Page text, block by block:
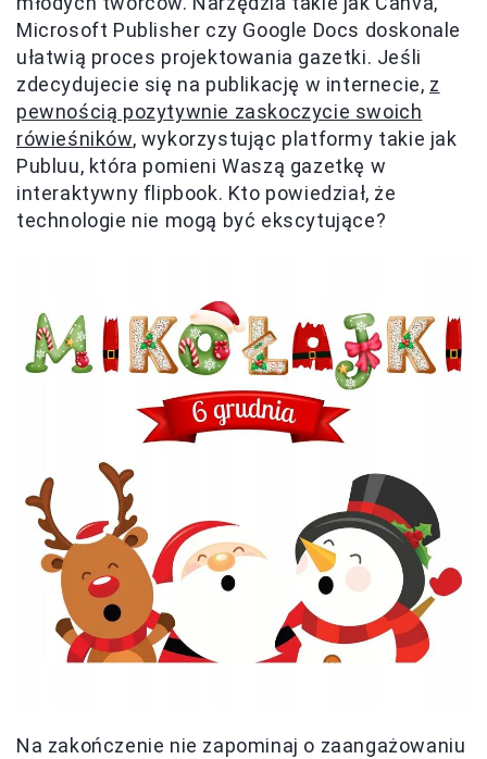
Microsoft Publisher czy Google Docs doskonale
ułatwią proces projektowania gazetki. Jeśli
zdecydujecie się na publikację w internecie, z
pewnością pozytywnie zaskoczycie swoich
rówieśników, wykorzystując platformy takie jak
Publuu, która pomieni Waszą gazetkę w
interaktywny flipbook. Kto powiedział, że
technologie nie mogą być ekscytujące?
Na zakończenie nie zapominaj o zaangażowaniu